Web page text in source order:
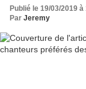
Publié le 19/03/2019 à
Par Jeremy